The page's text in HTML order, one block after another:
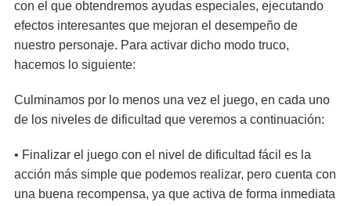
con el que obtendremos ayudas especiales, ejecutando
efectos interesantes que mejoran el desempeño de
nuestro personaje. Para activar dicho modo truco,
hacemos lo siguiente:
Culminamos por lo menos una vez el juego, en cada uno
de los niveles de dificultad que veremos a continuación:
• Finalizar el juego con el nivel de dificultad fácil es la
acción más simple que podemos realizar, pero cuenta con
una buena recompensa, ya que activa de forma inmediata